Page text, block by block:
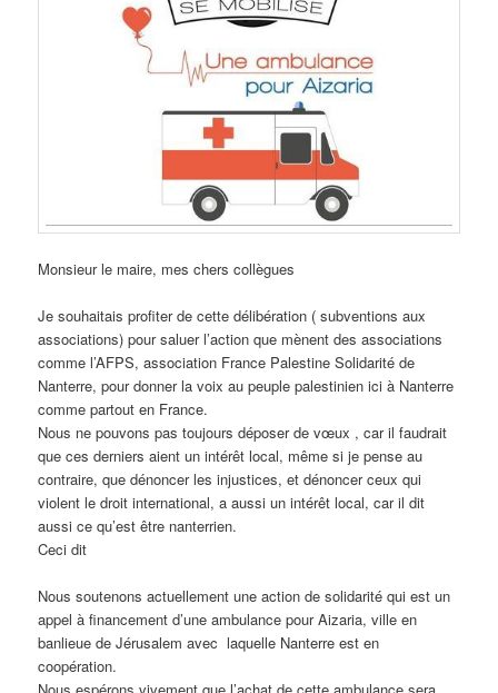
Monsieur le maire, mes chers collègues
Je souhaitais profiter de cette délibération ( subventions aux
associations) pour saluer l’action que mènent des associations
comme l’AFPS, association France Palestine Solidarité de
Nanterre, pour donner la voix au peuple palestinien ici à Nanterre
comme partout en France.
Nous ne pouvons pas toujours déposer de vœux , car il faudrait
que ces derniers aient un intérêt local, même si je pense au
contraire, que dénoncer les injustices, et dénoncer ceux qui
violent le droit international, a aussi un intérêt local, car il dit
aussi ce qu’est être nanterrien.
Ceci dit
Nous soutenons actuellement une action de solidarité qui est un
appel à financement d’une ambulance pour Aizaria, ville en
banlieue de Jérusalem avec laquelle Nanterre est en
coopération.